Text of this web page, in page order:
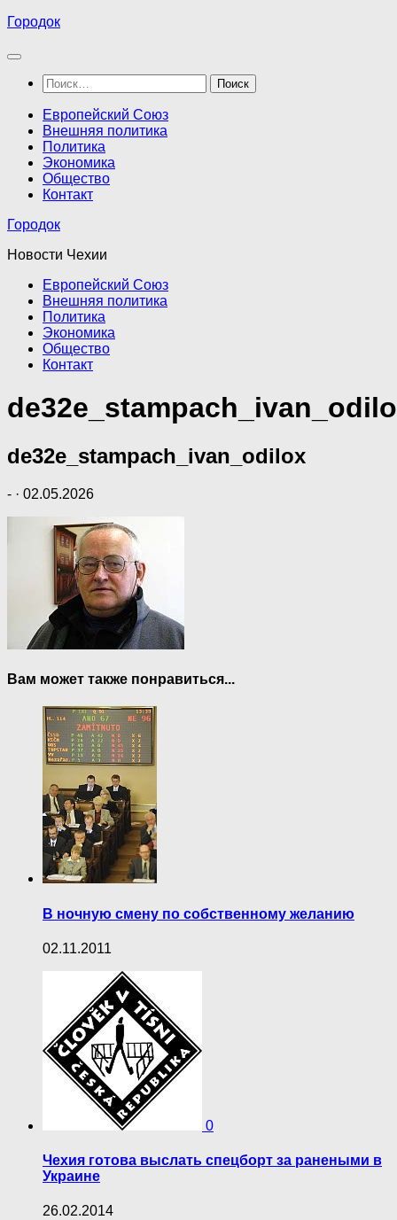
Перейти
содержимому
Городок
Найти:
Европейский Союз
Внешняя политика
Политика
Экономика
Общество
Контакт
Городок
Новости Чехии
Европейский Союз
Внешняя политика
Политика
Экономика
Общество
Контакт
de32e_stampach_ivan_odilox
- · 02.05.2026
Вам может также понравиться...
В ночную смену по собственному желанию
02.11.2011
0
Чехия готова выслать спецборт за ранеными в
Украине
26.02.2014